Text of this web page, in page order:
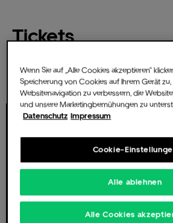
CSR &
Partners
Tickets
Wenn Sie auf „Alle Cookies akzeptieren“
Speicherung von Cookies auf Ihrem Gerät
Websitenavigation zu verbessern, die
und unsere Marketingbemühungen zu
Datenschutz Impressum
Cookie-
Alle ablehnen
Alle Cookies